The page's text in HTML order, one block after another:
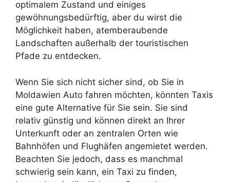
optimalem Zustand und einiges
gewöhnungsbedürftig, aber du wirst die
Möglichkeit haben, atemberaubende
Landschaften außerhalb der touristischen
Pfade zu entdecken.
Wenn Sie sich nicht sicher sind, ob Sie in
Moldawien Auto fahren möchten, könnten Taxis
eine gute Alternative für Sie sein. Sie sind
relativ günstig und können direkt an Ihrer
Unterkunft oder an zentralen Orten wie
Bahnhöfen und Flughäfen angemietet werden.
Beachten Sie jedoch, dass es manchmal
schwierig sein kann, ein Taxi zu finden,